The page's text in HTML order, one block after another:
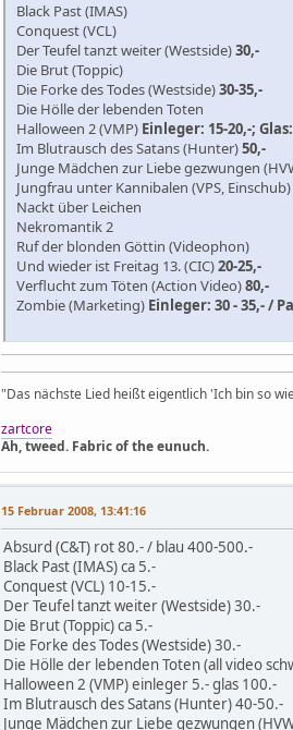
Black Past (IMAS)
Conquest (VCL)
Der Teufel tanzt weiter (Westside)30,-
Die Brut (Toppic)
Die Forke des Todes (Westside)30-35,-
Die Hölle der lebenden Toten
Halloween 2 (VMP) Einleger: 15-20,-;
Im Blutrausch des Satans (Hunter)50,-
Junge Mädchen zur Liebe gezwungen
Jungfrau unter Kannibalen (VPS, Einschub)
Nackt über Leichen
Nekromantik 2
Ruf der blonden Göttin (Videophon)
Und wieder ist Freitag 13. (CIC)20-25,-
Verflucht zum Töten (Action Video)80,-
Zombie (Marketing) Einleger: 30 - 35,- /
"Das nächste Lied heißt eigentlich 'Ich bin so
zartcore
Ah, tweed. Fabric of the eunuch.
15 Februar 2008, 13:41:16
Absurd (C&T) rot 80.- / blau 400-500.-
Black Past (IMAS) ca 5.-
Conquest (VCL) 10-15.-
Der Teufel tanzt weiter (Westside) 30.-
Die Brut (Toppic) ca 5.-
Die Forke des Todes (Westside) 30.-
Die Hölle der lebenden Toten (all video
Halloween 2 (VMP) einleger 5.- glas 100.-
Im Blutrausch des Satans (Hunter) 40-50.-
Junge Mädchen zur Liebe gezwungen